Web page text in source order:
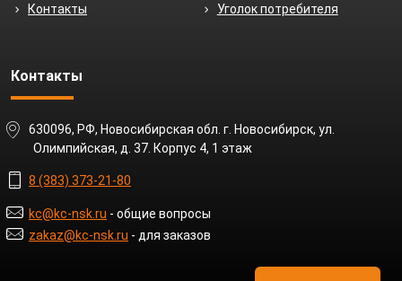
Контакты Уголок потребителя
Контакты
630096, РФ, Новосибирская обл. г. Новосибирск, ул.
Олимпийская, д. 37. Корпус 4, 1 этаж
8 (383) 373-21-80
kc@kc-nsk.ru - общие вопросы
zakaz@kc-nsk.ru - для заказов